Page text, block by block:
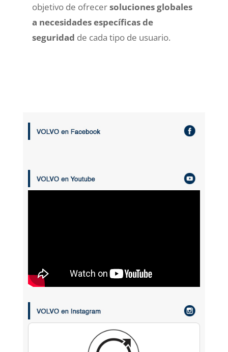
objetivo de ofrecersoluciones globales
a necesidades específicas de
seguridad de cada tipo de usuario.